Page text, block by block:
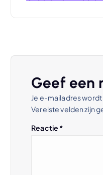
Geef een
Je e-mailadres
Vereiste velden zijn
Reactie *